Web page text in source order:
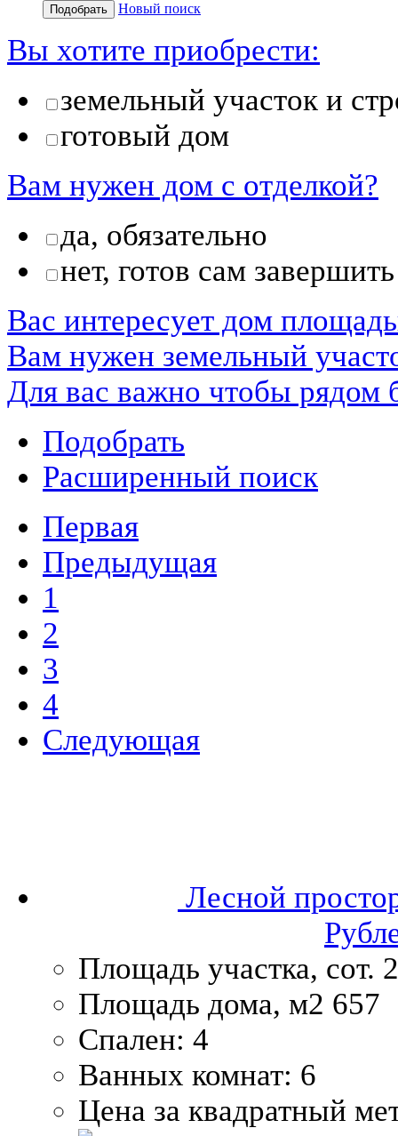
Новый поиск
Вы хотите приобрести:
земельный участок и
готовый дом
Вам нужен дом с отделкой?
да, обязательно
нет, готов сам
Вас интересует дом
Вам нужен земельный
Для вас важно чтобы рядом
Подобрать
Расширенный поиск
Первая
Предыдущая
1
2
3
4
Следующая
Лесной
Площадь участка, сот.
Площадь дома, м2 657
Спален: 4
Ванных комнат: 6
Цена за квадратный